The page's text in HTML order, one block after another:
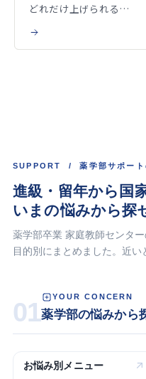
どれだけ上げられる…
SUPPORT / 薬学部サポート
進級・留年から国
いまの悩みから探
薬学部卒業 家庭教師センタ
目的別にまとめました。近い
01
YOUR CONCERN
薬学部の悩みから
お悩み別 メニュー